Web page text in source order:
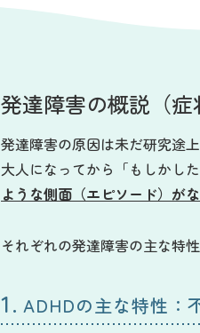
発達障害の概説（症
発達障害の原因は未だ研究途
大人になってから「もしかし
ような側面（エピソード）が
それぞれの発達障害の主な特
1. ADHDの主な特性：